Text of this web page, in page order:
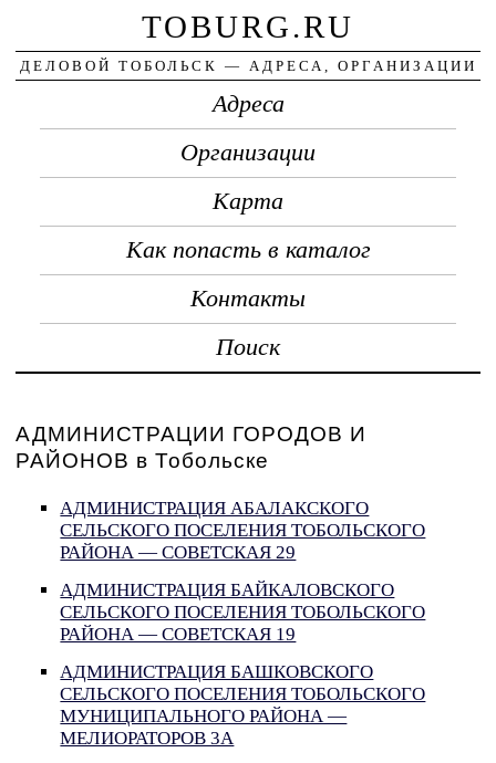
TOBURG.RU
ДЕЛОВОЙ ТОБОЛЬСК — АДРЕСА, ОРГАНИЗАЦИИ
Адреса
Организации
Карта
Как попасть в каталог
Контакты
Поиск
АДМИНИСТРАЦИИ ГОРОДОВ И
РАЙОНОВ в Тобольске
АДМИНИСТРАЦИЯ АБАЛАКСКОГО
СЕЛЬСКОГО ПОСЕЛЕНИЯ ТОБОЛЬСКОГО
РАЙОНА — СОВЕТСКАЯ 29
АДМИНИСТРАЦИЯ БАЙКАЛОВСКОГО
СЕЛЬСКОГО ПОСЕЛЕНИЯ ТОБОЛЬСКОГО
РАЙОНА — СОВЕТСКАЯ 19
АДМИНИСТРАЦИЯ БАШКОВСКОГО
СЕЛЬСКОГО ПОСЕЛЕНИЯ ТОБОЛЬСКОГО
МУНИЦИПАЛЬНОГО РАЙОНА —
МЕЛИОРАТОРОВ 3А